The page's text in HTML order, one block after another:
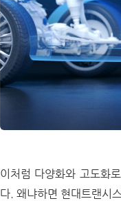
이처럼 다양화와 고도화
다. 왜냐하면 현대트랜시